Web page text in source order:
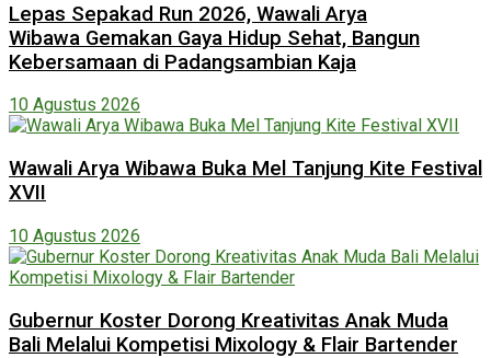
Lepas Sepakad Run 2026, Wawali Arya
Wibawa Gemakan Gaya Hidup Sehat, Bangun
Kebersamaan di Padangsambian Kaja
10 Agustus 2026
Wawali Arya Wibawa Buka Mel Tanjung Kite Festival
XVII
10 Agustus 2026
Gubernur Koster Dorong Kreativitas Anak Muda
Bali Melalui Kompetisi Mixology & Flair Bartender